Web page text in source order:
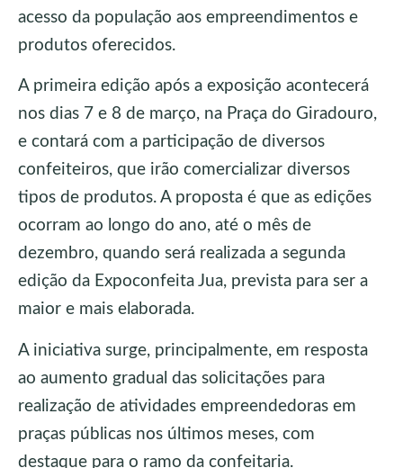
acesso da população aos empreendimentos e
produtos oferecidos.
A primeira edição após a exposição acontecerá
nos dias 7 e 8 de março, na Praça do Giradouro,
e contará com a participação de diversos
confeiteiros, que irão comercializar diversos
tipos de produtos. A proposta é que as edições
ocorram ao longo do ano, até o mês de
dezembro, quando será realizada a segunda
edição da Expoconfeita Jua, prevista para ser a
maior e mais elaborada.
A iniciativa surge, principalmente, em resposta
ao aumento gradual das solicitações para
realização de atividades empreendedoras em
praças públicas nos últimos meses, com
destaque para o ramo da confeitaria.